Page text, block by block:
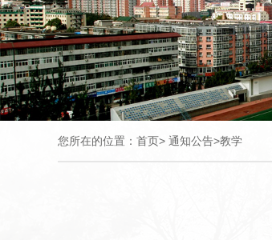
您所在的位置： 首页> 通知公告>教学